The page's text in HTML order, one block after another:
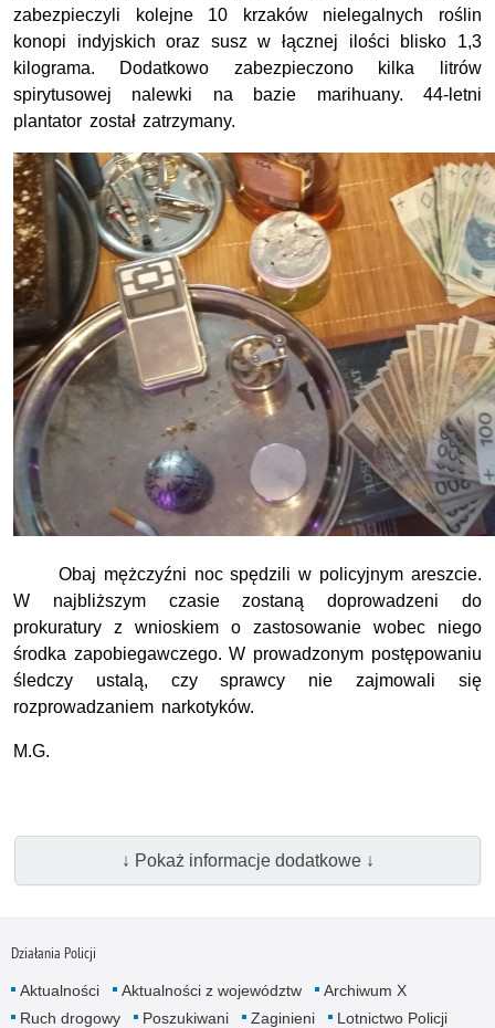
zabezpieczyli kolejne 10 krzaków nielegalnych roślin
konopi indyjskich oraz susz w łącznej ilości blisko 1,3
kilograma. Dodatkowo zabezpieczono kilka litrów
spirytusowej nalewki na bazie marihuany. 44-letni
plantator został zatrzymany.
Obaj mężczyźni noc spędzili w policyjnym areszcie.
W najbliższym czasie zostaną doprowadzeni do
prokuratury z wnioskiem o zastosowanie wobec niego
środka zapobiegawczego. W prowadzonym postępowaniu
śledczy ustalą, czy sprawcy nie zajmowali się
rozprowadzaniem narkotyków.
M.G.
↓ Pokaż informacje dodatkowe ↓
Działania Policji
Aktualności Aktualności z województw
Archiwum X
Ruch drogowy
Poszukiwani Zaginieni
Lotnictwo Policji